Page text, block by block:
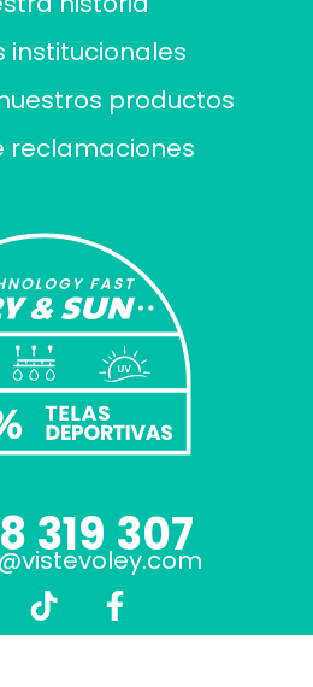
institucionales
productos
reclamaciones
319 307
T
i
F
a